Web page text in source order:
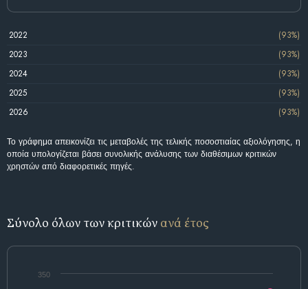
2022
(93%)
2023
(93%)
2024
(93%)
2025
(93%)
2026
(93%)
Το γράφημα απεικονίζει τις μεταβολές της τελικής ποσοστιαίας αξιολόγησης, η
οποία υπολογίζεται βάσει συνολικής ανάλυσης των διαθέσιμων κριτικών
χρηστών από διαφορετικές πηγές.
Σύνολο όλων των κριτικών ανά έτος
350